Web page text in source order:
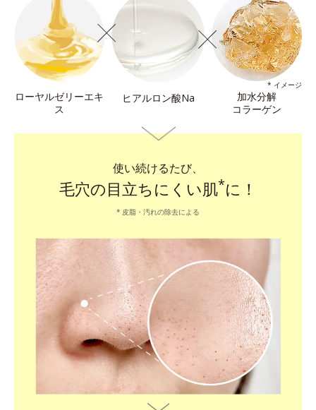
ローヤルゼリーエキ
ス
ヒアルロン酸Na
加水分解
コラーゲン
* イメージ
使い続けるたび、
毛穴の目立ちにくい肌*に！
皮脂・汚れの除去による